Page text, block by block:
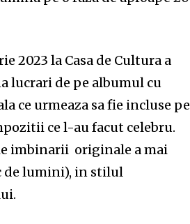
2023 la Casa de Cultura a
lucrari de pe albumul cu
ce urmeaza sa fie incluse
ce l-au facut celebru.
imbinarii originale a mai
de lumini), in stilul